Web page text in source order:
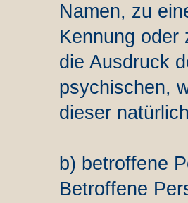
Namen, zu
Kennung oder
die Ausdruck
psychischen,
dieser
b) betroffene
Betroffene